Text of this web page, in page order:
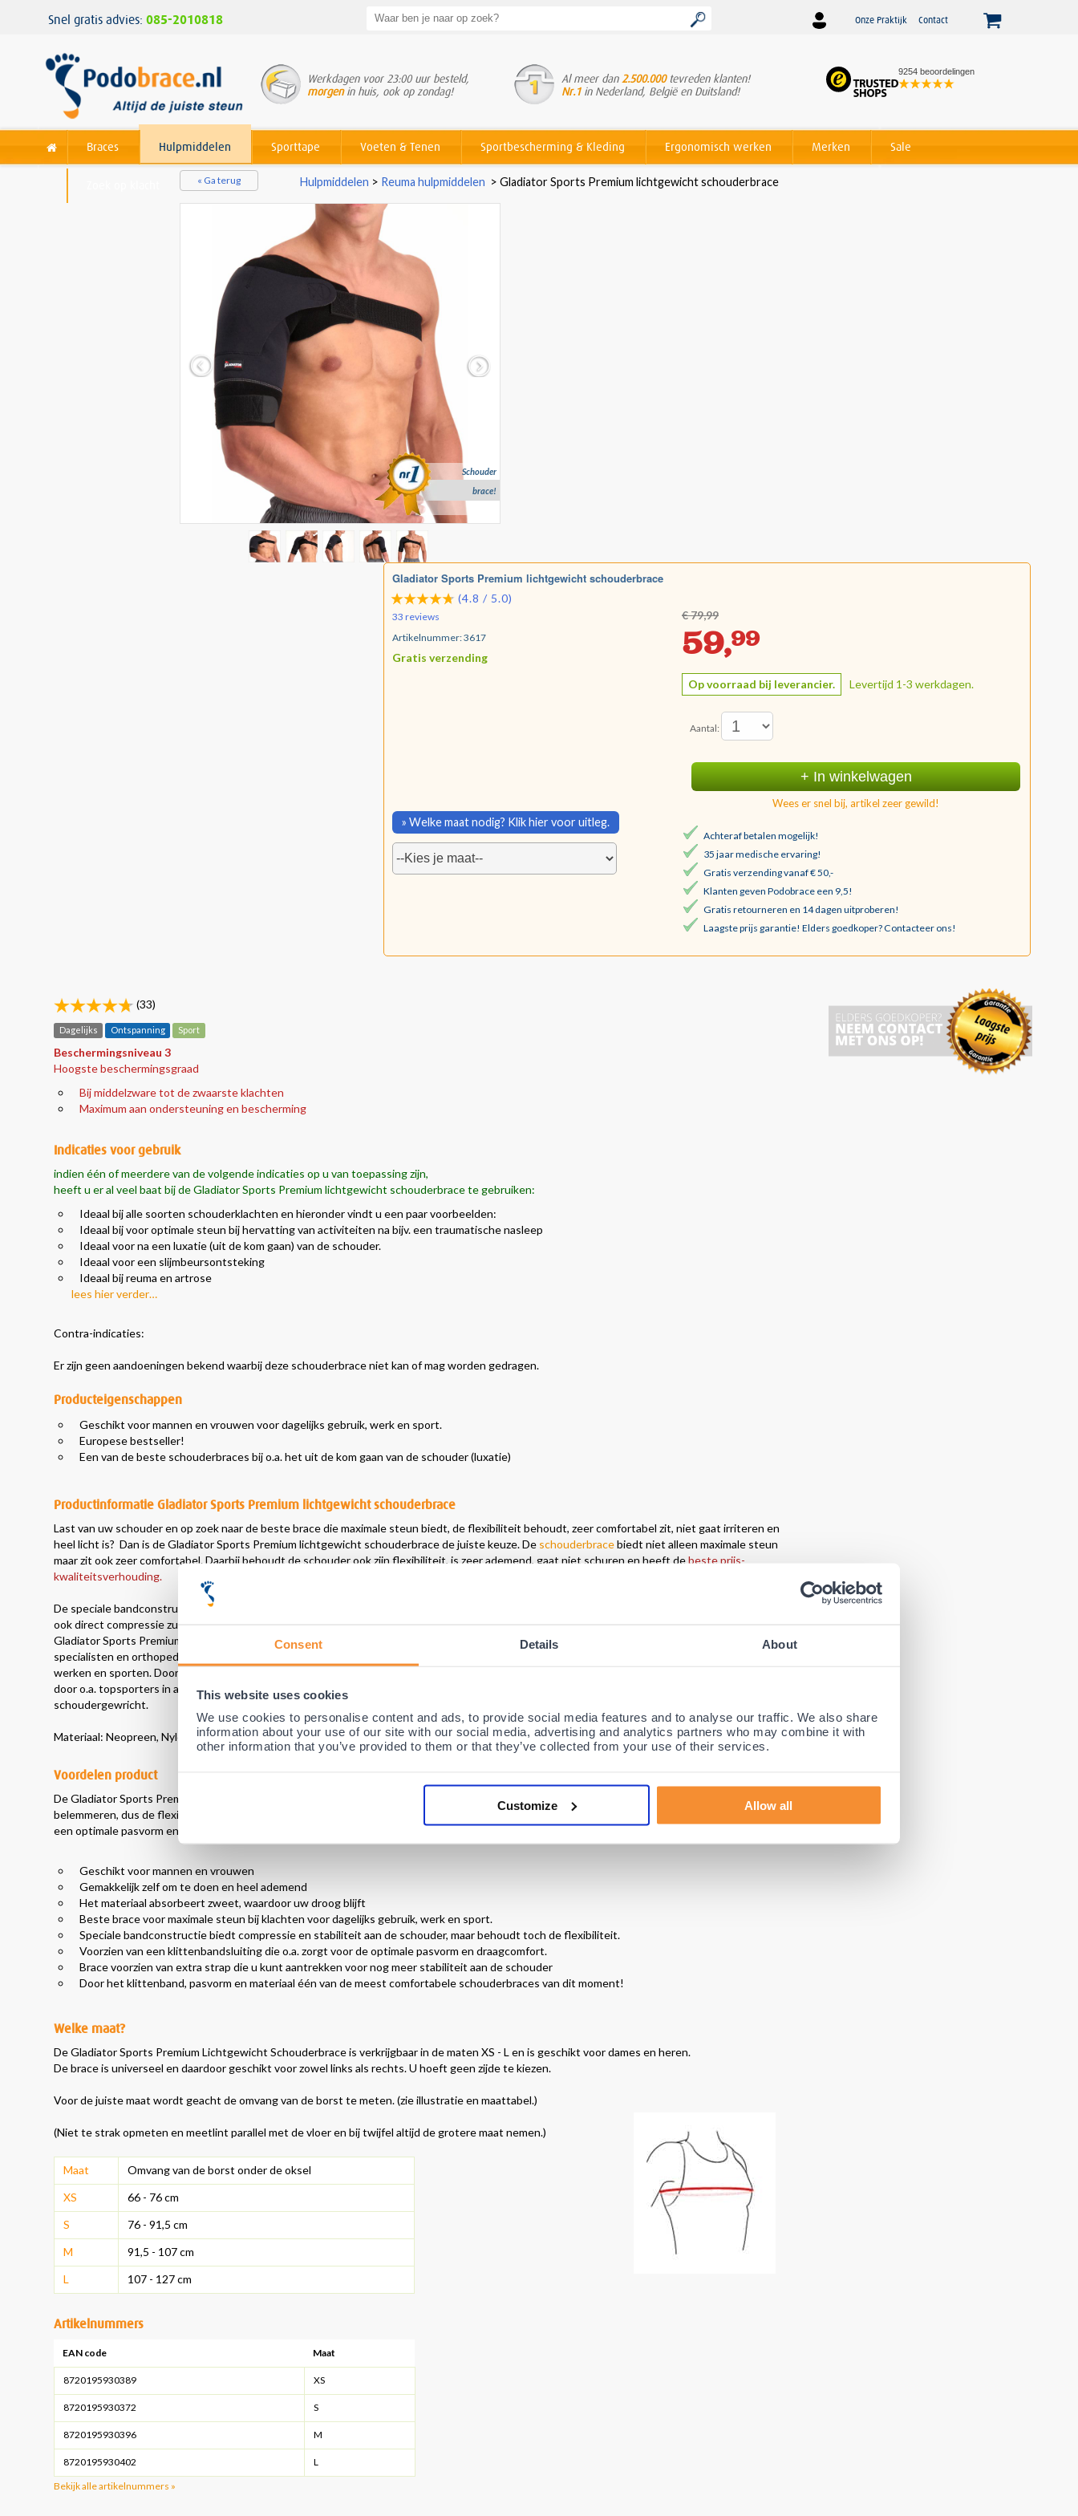
Consent Details About
This website uses cookies
We use cookies to personalise content and ads, to provide social media features and to analyse our traffic. We also share
information about your use of our site with our social media, advertising and analytics partners who may combine it with
other information that you’ve provided to them or that they’ve collected from your use of their services.
Customize Allow all
Snel gratis advies: 085-2010818 Onze Praktijk Contact
9254 beoordelingen
Werkdagen voor 23:00 uur besteld,
morgenin huis, ook op zondag!
Al meer dan 2.500.000tevreden klanten!
Nr.1in Nederland, België en Duitsland!
WinnaarBeslist Webshop
Award voor beste service!
Braces Hulpmiddelen Sporttape Voeten & Tenen Sportbescherming & Kleding Ergonomisch werken Merken Sale
« Ga terug Hulpmiddelen > Reuma hulpmiddelen > Gladiator Sports Premium lichtgewicht schouderbrace
Schouder
brace!
€ 79,99
59,99
Op voorraad bij leverancier. Levertijd 1-3 werkdagen.
Aantal:
+ In winkelwagen
Wees er snel bij, artikel zeer gewild!
Achteraf betalen mogelijk!
35 jaar medische ervaring!
Gratis verzending vanaf € 50,-
Klanten geven Podobrace een 9,5!
Gratis retourneren en 14 dagen uitproberen!
Laagste prijs garantie! Elders goedkoper? Contacteer ons!
Gladiator Sports Premium lichtgewicht schouderbrace
(4.8 / 5.0)
33 reviews
Artikelnummer:3617
Gratis verzending
» Welke maat nodig? Klik hier voor uitleg.
(33)
Dagelijks Ontspanning Sport
Beschermingsniveau 3
Hoogste beschermingsgraad
Bij middelzware tot de zwaarste klachten
Maximum aan ondersteuning en bescherming
Indicaties voor gebruik
indien één of meerdere van de volgende indicaties op u van toepassing zijn,
heeft u er al veel baat bij de Gladiator Sports Premium lichtgewicht schouderbrace te gebruiken:
Ideaal bij alle soorten schouderklachten en hieronder vindt u een paar voorbeelden:
Ideaal bij voor optimale steun bij hervatting van activiteiten na bijv. een traumatische nasleep
Ideaal voor na een luxatie (uit de kom gaan) van de schouder.
Ideaal voor een slijmbeursontsteking
Ideaal bij reuma en artrose
lees hier verder…
Contra-indicaties:
Er zijn geen aandoeningen bekend waarbij deze schouderbrace niet kan of mag worden gedragen.
Producteigenschappen
Geschikt voor mannen en vrouwen voor dagelijks gebruik, werk en sport.
Europese bestseller!
Een van de beste schouderbraces bij o.a. het uit de kom gaan van de schouder (luxatie)
Productinformatie Gladiator Sports Premium lichtgewicht schouderbrace
Last van uw schouder en op zoek naar de beste brace die maximale steun biedt, de flexibiliteit behoudt, zeer comfortabel zit, niet gaat irriteren en
heel licht is? Dan is de Gladiator Sports Premium lichtgewicht schouderbrace de juiste keuze. De schouderbracebiedt niet alleen maximale steun
maar zit ook zeer comfortabel. Daarbij behoudt de schouder ook zijn flexibiliteit, is zeer ademend, gaat niet schuren en heeft debeste prijs-
kwaliteitsverhouding.
De speciale bandconstructie geeft als resultaat dat uw schouder weer de steun en stabiliteit krijgt die u zoekt, waarbij de klittenband sluitingen
ook direct compressie zullen bieden aan de schouder en de extra strap gebruikt kan worden om de schouder nog meer te stabiliseren. De
Gladiator Sports Premium lichtgewicht schouderbrace is dan ook ideaal voor het uit de kom gaan van schouder (luxaties), en wordt door vele
specialisten en orthopeden al jaren gezien als dé brace bij alle bovenstaande schouderklachten voor
werken en sporten. Door al deze unieke eigenschappen wordt de Gladiator Sports Schouderbrace dan ook al jaren met groot succes gebruikt
door o.a. topsporters in alle takken van sport en speciaal aanbevolen door artsen en therapeuten voor optimale steun en stabiliteit van het
schoudergewricht.
Materiaal: Neopreen, Nylon en Elastiek (band)
Voordelen product
​De Gladiator Sports Premium lichtgewicht schouderbrace biedt niet alleen optimale stabiliteit, maar zal daarbij ook de beweeglijkheid niet
belemmeren, dus de flexibiliteit wordt volledig bewaard. Bovendien is de schouderbrace voorzien van een klittenbandsluiting die o.a. zorgt voor
een optimale pasvorm en draagcomfort. Hieronder vindt u nog een aantal kenmerken
Geschikt voor mannen en vrouwen
Gemakkelijk zelf om te doen en heel ademend
Het materiaal absorbeert zweet, waardoor uw droog blijft
Beste brace voor maximale steun bij klachten voor dagelijks gebruik, werk en sport.
Speciale bandconstructie biedt compressie en stabiliteit aan de schouder, maar behoudt toch de flexibiliteit.
Voorzien van een klittenbandsluiting die o.a. zorgt voor de optimale pasvorm en draagcomfort.
Brace voorzien van extra strap die u kunt aantrekken voor nog meer stabiliteit aan de schouder
Door het klittenband, pasvorm en materiaal één van de meest comfortabele schouderbraces van dit moment!
Welke maat?
De Gladiator Sports Premium Lichtgewicht Schouderbrace is verkrijgbaar in de maten XS - L en is geschikt voor dames en heren.
De brace is universeel en daardoor geschikt voor zowel links als rechts. U hoeft geen zijde te kiezen.
Voor de juiste maat wordt geacht deomvang van de borst te meten. (zie illustratie en maattabel.)
(Niet te strak opmeten en meetlint parallel met de vloer en bij twijfel altijd de grotere maat nemen.)
Maat
Omvang van de borst onder de oksel
XS
66 - 76 cm
S
76 - 91,5 cm
M
91,5 - 107 cm
L
107 - 127 cm
Artikelnummers
EAN code Maat
8720195930389 XS
8720195930372 S
8720195930396 M
8720195930402
L
Bekijk alle artikelnummers »